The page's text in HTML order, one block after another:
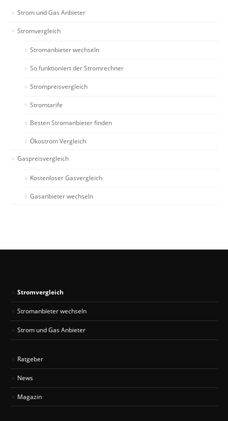
Strom und Gas Anbieter
Stromvergleich
Stromanbieter wechseln
So funktioniert der Stromrechner
Strompreisvergleich
Stromtarife
Besten Stromanbieter finden
Ökostrom Vergleich
Gaspreisvergleich
Kostenloser Gasvergleich
Gasanbieter wechseln
Stromvergleich
Stromanbieter wechseln
Strom und Gas Anbieter
Ratgeber
News
Magazin